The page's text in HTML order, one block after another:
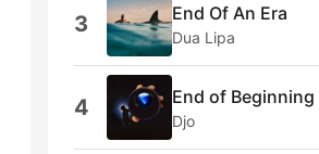
3 End Of An Era
Dua Lipa
4 End of Beginning
Djo